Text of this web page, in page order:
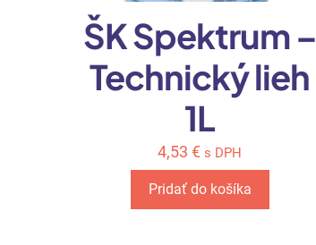
ŠK Spektrum –
Technický lieh
1L
4,53€ s DPH
Pridať do košíka